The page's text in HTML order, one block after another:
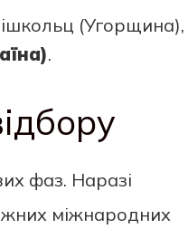
(Угорщина),
.
фаз. Наразі
міжнародних